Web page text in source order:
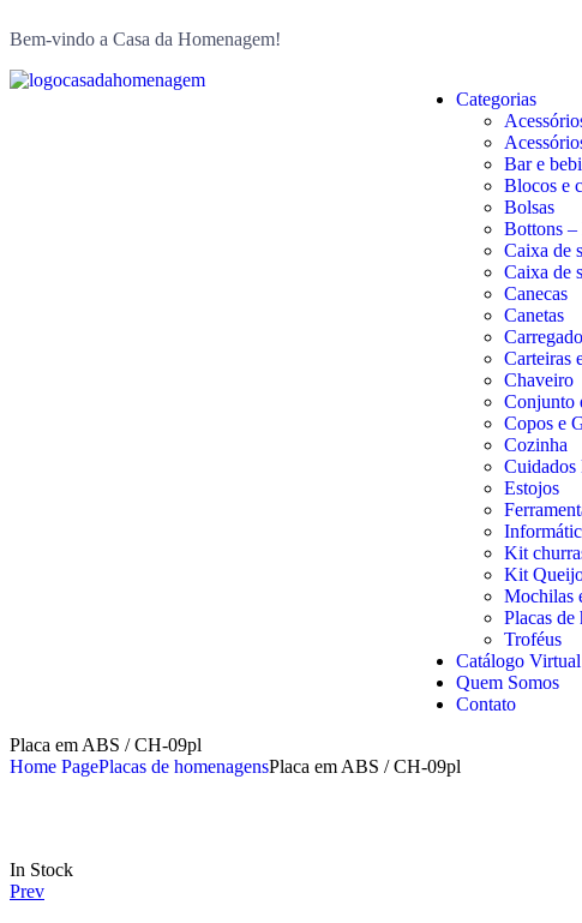
Bem-vindo a Casa da Homenagem!
Categorias
Bar e
Blocos e
Bolsas
Bottons –
Caixa de
Caixa de
Canecas
Canetas
Carteiras
Chaveiro
Conjunto
Copos e
Cozinha
Cuidados
Estojos
Kit
Kit
Mochilas
Placas de
Troféus
Catálogo Virtual
Quem Somos
Contato
Placa em ABS / CH-09pl
Home PagePlacas de homenagensPlaca em ABS / CH-09pl
In Stock
Prev